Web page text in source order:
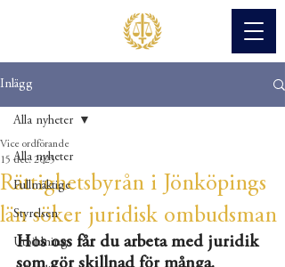
Inlägg
Alla nyheter
Fullmäktige
Styrelsen
Utbildning
Alla nyheter
Rättighetsbyrån i Jönköpings
län söker juridisk ombudsman
Vice ordförande
15 dec. 2025
Hos oss får du arbeta med juridik